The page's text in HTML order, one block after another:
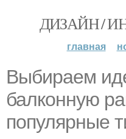
ДИЗАЙН /
главная
Выбираем
балконную
популярные